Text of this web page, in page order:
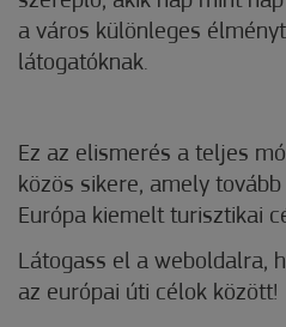
a város különleges
látogatóknak.
Ez az elismerés a teljes
közös sikere, amely
Európa kiemelt turisztikai
Látogass el a weboldalra,
az európai úti célok között!